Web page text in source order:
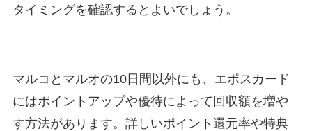
タイミングを確認するとよいでしょう。
マルコとマルオの10日間以外にも、エポスカード
にはポイントアップや優待によって回収額を増や
す方法があります。詳しいポイント還元率や特典